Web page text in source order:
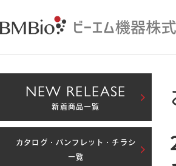
NEW RELEASE
新着商品一覧
カタログ・パンフレット・チラシ
一覧